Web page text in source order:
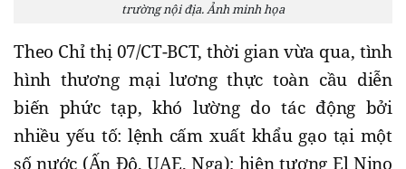
trường nội địa. Ảnh minh họa
Theo Chỉ thị 07/CT-BCT, thời gian vừa qua, tình
hình thương mại lương thực toàn cầu diễn
biến phức tạp, khó lường do tác động bởi
nhiều yếu tố: lệnh cấm xuất khẩu gạo tại một
số nước (Ấn Độ, UAE, Nga); hiện tượng El Nino